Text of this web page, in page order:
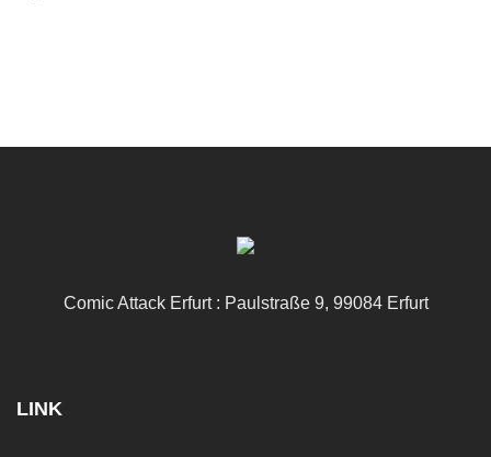
Comic Attack Erfurt : Paulstraße 9, 99084 Erfurt
LINK